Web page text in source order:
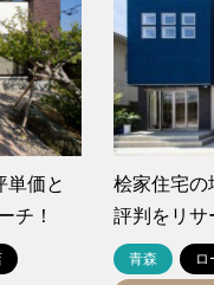
単価と
チ！
桧家住宅の
評判をリサ
青森 ロ